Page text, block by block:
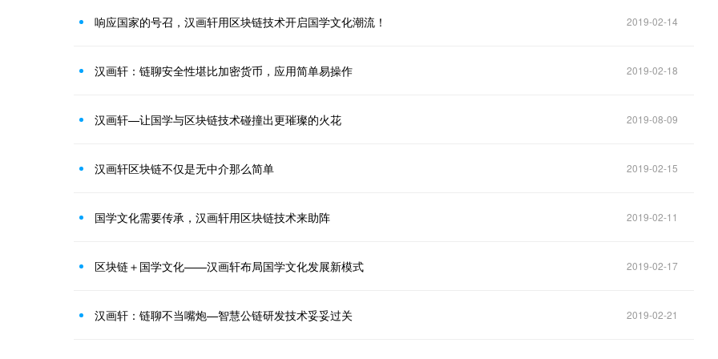
响应国家的号召，汉画轩用区块链技术开启国学文化潮流！ 2019-02-14
汉画轩：链聊安全性堪比加密货币，应用简单易操作 2019-02-18
汉画轩—让国学与区块链技术碰撞出更璀璨的火花 2019-08-09
汉画轩区块链不仅是无中介那么简单 2019-02-15
国学文化需要传承，汉画轩用区块链技术来助阵 2019-02-11
区块链＋国学文化——汉画轩布局国学文化发展新模式 2019-02-17
汉画轩：链聊不当嘴炮—智慧公链研发技术妥妥过关 2019-02-21